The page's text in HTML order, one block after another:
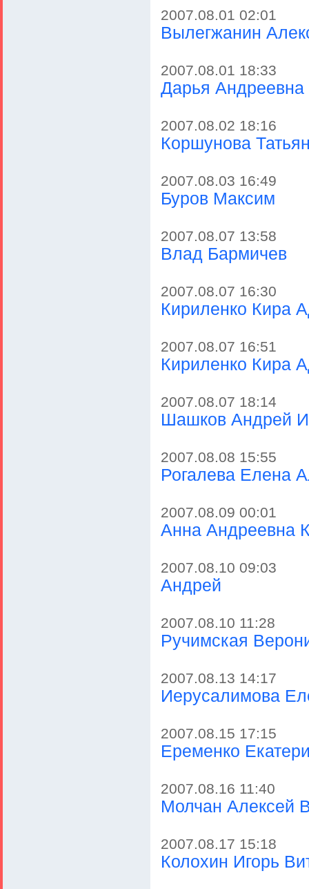
2007.08.01 02:01
Вылегжанин
2007.08.01 18:33
Дарья Андреевна
2007.08.02 18:16
Коршунова
2007.08.03 16:49
Буров Максим
2007.08.07 13:58
Влад Бармичев
2007.08.07 16:30
Кириленко Кира
2007.08.07 16:51
Кириленко Кира
2007.08.07 18:14
Шашков Андрей
2007.08.08 15:55
Рогалева Елена
2007.08.09 00:01
Анна Андреевна
2007.08.10 09:03
Андрей
2007.08.10 11:28
Ручимская
2007.08.13 14:17
Иерусалимова
2007.08.15 17:15
Еременко
2007.08.16 11:40
Молчан Алексей
2007.08.17 15:18
Колохин Игорь